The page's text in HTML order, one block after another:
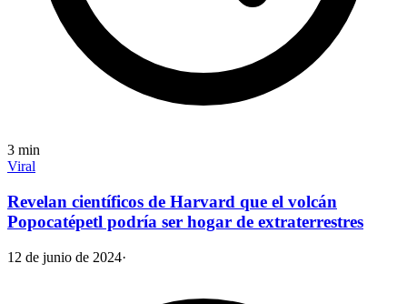
3 min
Viral
Revelan científicos de Harvard que el volcán
Popocatépetl podría ser hogar de extraterrestres
12 de junio de 2024·